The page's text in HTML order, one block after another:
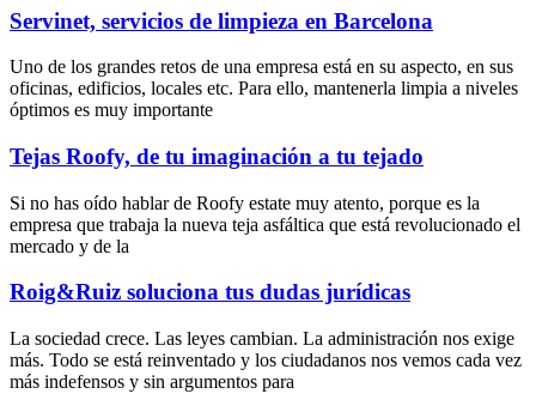
Servinet, servicios de limpieza en Barcelona
Uno de los grandes retos de una empresa está en su aspecto, en sus
oficinas, edificios, locales etc. Para ello, mantenerla limpia a niveles
óptimos es muy importante
Tejas Roofy, de tu imaginación a tu tejado
Si no has oído hablar de Roofy estate muy atento, porque es la
empresa que trabaja la nueva teja asfáltica que está revolucionado el
mercado y de la
Roig&Ruiz soluciona tus dudas jurídicas
La sociedad crece. Las leyes cambian. La administración nos exige
más. Todo se está reinventado y los ciudadanos nos vemos cada vez
más indefensos y sin argumentos para